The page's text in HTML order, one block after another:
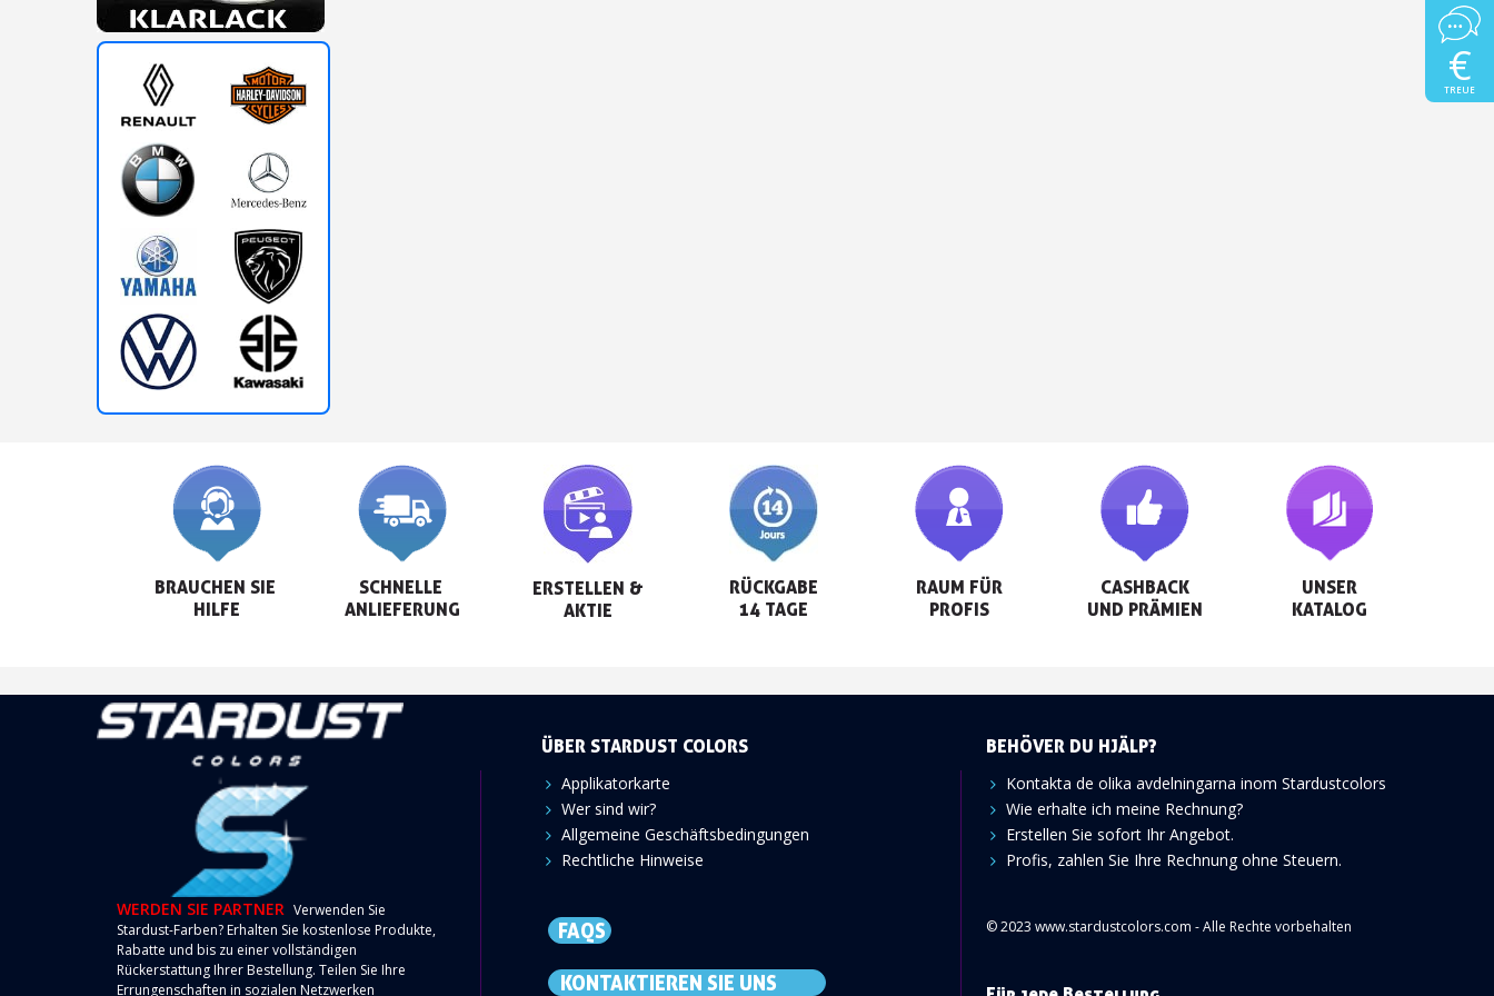
BRAUCHEN SIE
HILFE
SCHNELLE
ANLIEFERUNG
ERSTELLEN &
AKTIE
RÜCKGABE
14 TAGE
RAUM FÜR
PROFIS
CASHBACK
UND PRÄMIEN
UNSER
KATALOG
WERDEN SIE PARTNER Verwenden Sie
Stardust-Farben? Erhalten Sie kostenlose Produkte,
Rabatte und bis zu einer vollständigen
Rückerstattung Ihrer Bestellung. Teilen Sie Ihre
Errungenschaften in sozialen Netzwerken
ÜBER STARDUST COLORS
Applikatorkarte
Wer sind wir?
Allgemeine Geschäftsbedingungen
Rechtliche Hinweise
FAQS
KONTAKTIEREN SIE UNS
BEHÖVER DU HJÄLP?
Kontakta de olika avdelningarna inom Stardustcolors
Wie erhalte ich meine Rechnung?
Erstellen Sie sofort Ihr Angebot.
Profis, zahlen Sie Ihre Rechnung ohne Steuern.
© 2023 www.stardustcolors.com - Alle Rechte vorbehalten
€
TREUE